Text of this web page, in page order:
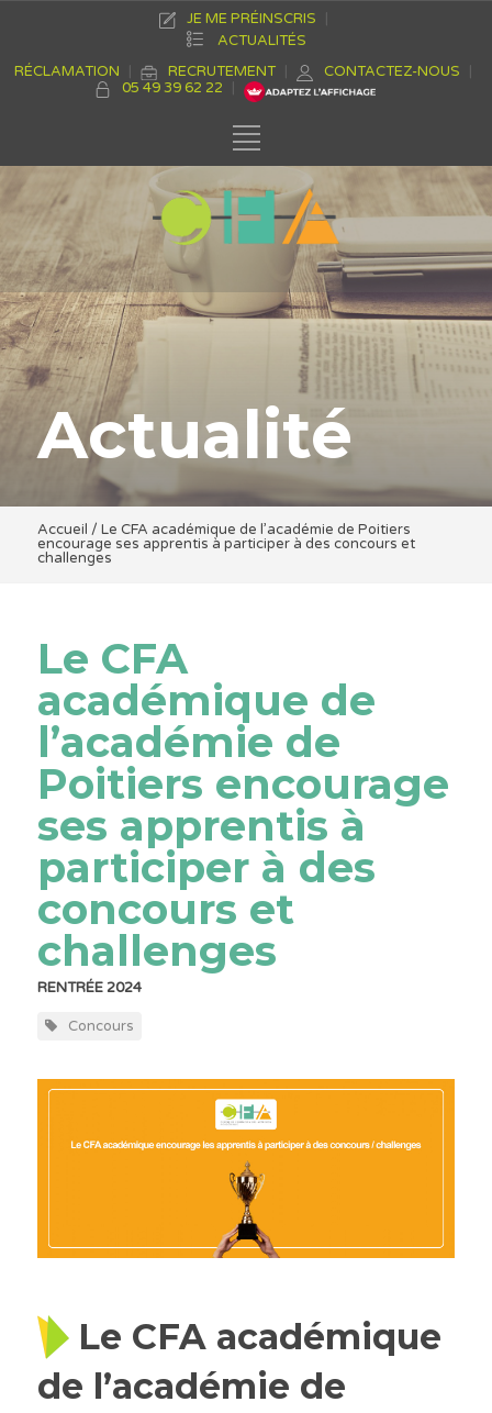
JE ME PRÉINSCRIS
ACTUALITÉS
RÉCLAMATION
RECRUTEMENT
CONTACTEZ-NOUS
05 49 39 62 22
Actualité
Accueil / Le CFA académique de l’académie de Poitiers
encourage ses apprentis à participer à des concours et
challenges
Le CFA
académique de
l’académie de
Poitiers encourage
ses apprentis à
participer à des
concours et
challenges
RENTRÉE 2024
Concours
Le CFA académique
de l’académie de